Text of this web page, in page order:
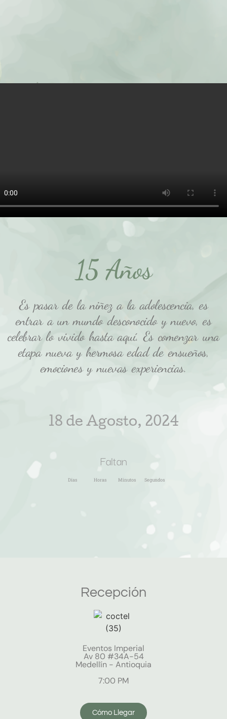
15 Años
Es pasar de la niñez a la adolescencia, es
entrar a un mundo desconocido y nuevo, es
celebrar lo vivido hasta aquí. Es comenzar una
etapa nueva y hermosa edad de ensueños,
emociones y nuevas experiencias.
18 de Agosto, 2024
Faltan
Días Horas Minutos Segundos
Recepción
Eventos Imperial
Av 80 #34A-54
Medellín - Antioquia
7:00 PM
Cómo Llegar